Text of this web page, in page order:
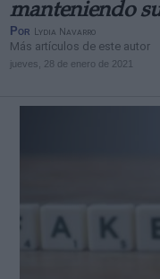
manteniendo
Por Lydia Navarro
Más artículos de este autor
jueves, 28 de enero de 2021